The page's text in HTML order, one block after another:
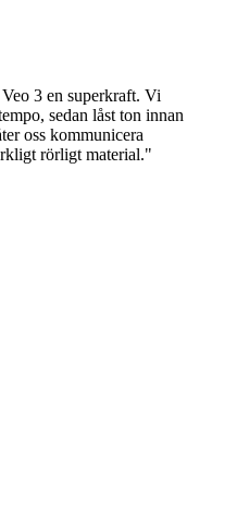
3 en superkraft. Vi
sedan låst ton innan
oss kommunicera
rörligt material."